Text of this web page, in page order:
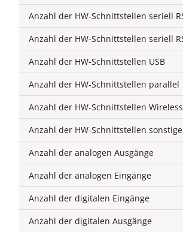
Anzahl der HW-Schnittstellen USB
Anzahl der HW-Schnittstellen parallel
Anzahl der HW-Schnittstellen Wireless
Anzahl der HW-Schnittstellen sonstige
Anzahl der analogen Ausgänge
Anzahl der analogen Eingänge
Anzahl der digitalen Eingänge
Anzahl der digitalen Ausgänge